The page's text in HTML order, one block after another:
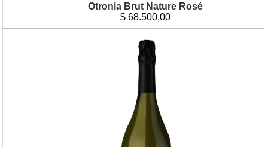
Otronia Brut Nature Rosé
$ 68.500,00